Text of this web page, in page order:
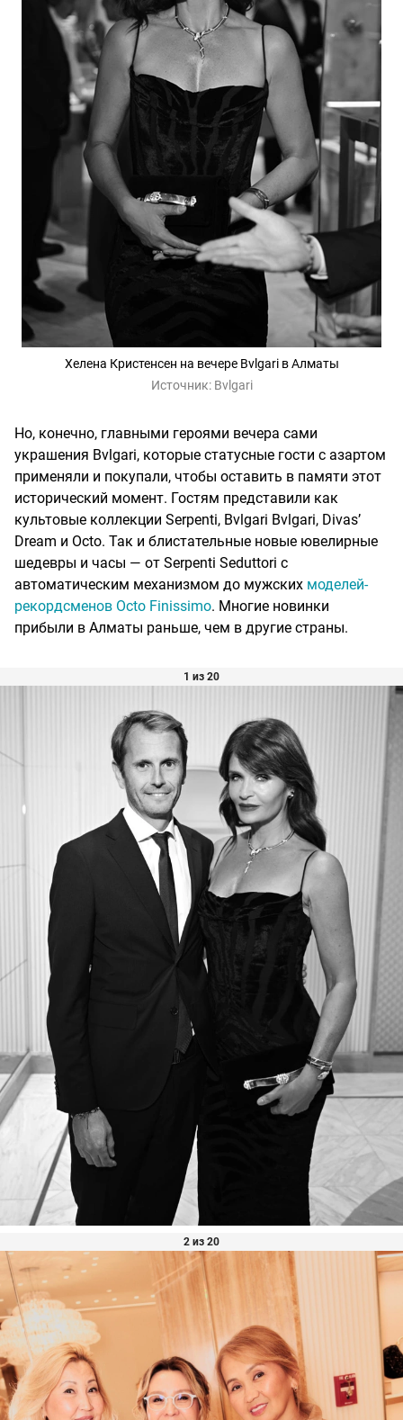
Хелена Кристенсен на вечере Bvlgari в Алматы
Источник: Bvlgari
Но, конечно, главными героями вечера сами
украшения Bvlgari, которые статусные гости с азартом
применяли и покупали, чтобы оставить в памяти этот
исторический момент. Гостям представили как
культовые коллекции Serpenti, Bvlgari Bvlgari, Divas’
Dream и Octo. Так и блистательные новые ювелирные
шедевры и часы — от Serpenti Seduttori с
автоматическим механизмом до мужских моделей-
рекордсменов Octo Finissimo. Многие новинки
прибыли в Алматы раньше, чем в другие страны.
1 из 20
2 из 20